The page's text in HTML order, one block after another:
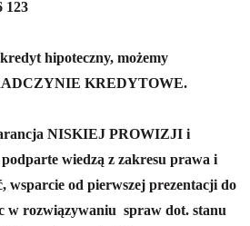
123
hipoteczny, możemy
KREDYTOWE.
NISKIEJ PROWIZJI i
wiedzą z zakresu prawa i
wsparcie od pierwszej prezentacji do
w rozwiązywaniu spraw dot. stanu